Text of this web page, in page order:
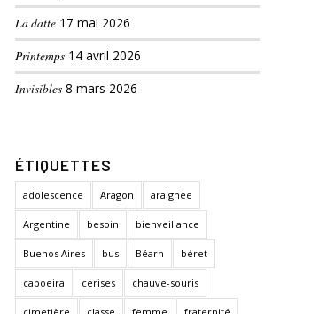
La datte 17 mai 2026
Printemps 14 avril 2026
Invisibles 8 mars 2026
ÉTIQUETTES
adolescence Aragon araignée
Argentine besoin bienveillance
Buenos Aires bus Béarn béret
capoeira cerises chauve-souris